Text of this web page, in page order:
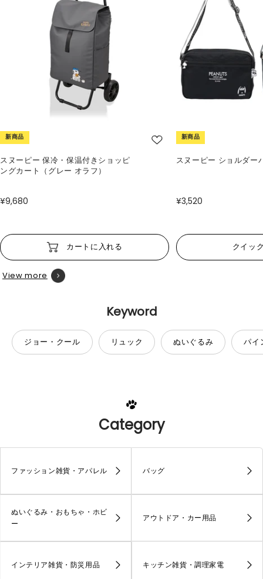
新商品
スヌーピー 保冷・保温付きショッピ
ングカート（グレー オラフ）
¥9,680
カートに入れる
新商品
スヌーピー ショルダー
¥3,520
クイッ
View more
Keyword
ジョー・クール リュック ぬいぐるみ パイ
Category
ファッション雑貨・アパレル バッグ
ぬいぐるみ・おもちゃ・ホビ
ー
アウトドア・カー用品
インテリア雑貨・防災用品 キッチン雑貨・調理家電